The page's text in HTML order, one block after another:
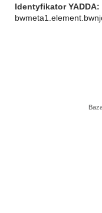
Identyfikator YADDA